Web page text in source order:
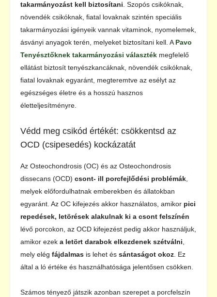
takarmányozást kell biztosítani . Szopós csikóknak,
növendék csikóknak, fiatal lovaknak szintén speciális
takarmányozási igényeik vannak vitaminok, nyomelemek,
ásványi anyagok terén, melyeket biztosítani kell. A Pavo
Tenyésztőknek takarmányozási választék megfelelő
ellátást biztosít tenyészkancáknak, növendék csikóknak,
fiatal lovaknak egyaránt, megteremtve az esélyt az
egészséges életre és a hosszú hasznos
életteljesítményre.
Védd meg csikód értékét: csökkentsd az
OCD (csipesedés) kockázatát
Az Osteochondrosis (OC) és az Osteochondrosis
dissecans (OCD) csont- ill porcfejlődési problémák
melyek előfordulhatnak emberekben és állatokban
egyaránt. Az OC kifejezés akkor használatos, amikor pici
repedések, letörések alakulnak ki a csont felszínén
lévő porcokon, az OCD kifejezést pedig akkor használjuk,
amikor ezek a letört darabok elkezdenek szétválni
mely elég fájdalmas is lehet és sántaságot okoz . Ez
által a ló értéke és használhatósága jelentősen csökken.
Számos tényező játszik azonban szerepet a porcfelszín